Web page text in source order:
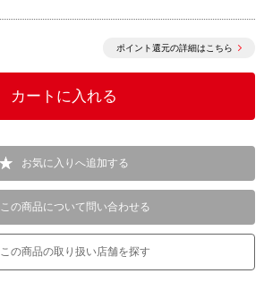
ポイント還元の詳細はこちら
お気に入りへ追加する
この商品について問い合わせる
この商品の取り扱い店舗を探す